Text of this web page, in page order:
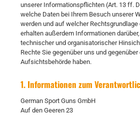
unserer Informationspflichten (Art. 13 ff.
welche Daten bei Ihrem Besuch unserer
werden und auf welcher
erhalten außerdem Informationen
technischer und organisatorischer
Rechte Sie gegenüber uns und
Aufsichtsbehörde haben.
1. Informationen zum
German Sport Guns GmbH
Auf den Geeren 23